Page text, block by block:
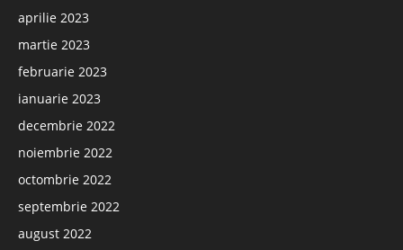
aprilie 2023
martie 2023
februarie 2023
ianuarie 2023
decembrie 2022
noiembrie 2022
octombrie 2022
septembrie 2022
august 2022